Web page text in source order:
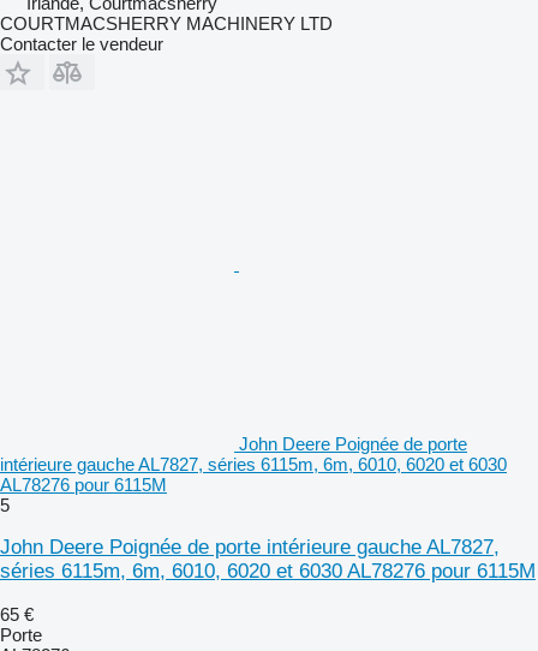
COURTMACSHERRY MACHINERY LTD
Contacter le vendeur
John Deere Poignée de porte
intérieure gauche AL7827, séries 6115m, 6m, 6010, 6020 et 6030
AL78276 pour 6115M
5
John Deere Poignée de porte intérieure gauche AL7827,
séries 6115m, 6m, 6010, 6020 et 6030 AL78276 pour 6115M
65 €
Porte